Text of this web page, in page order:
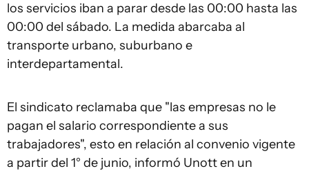
los servicios iban a parar desde las 00:00 hasta las
00:00 del sábado. La medida abarcaba al
transporte urbano, suburbano e
interdepartamental.
El sindicato reclamaba que "las empresas no le
pagan el salario correspondiente a sus
trabajadores", esto en relación al convenio vigente
a partir del 1° de junio, informó Unott en un